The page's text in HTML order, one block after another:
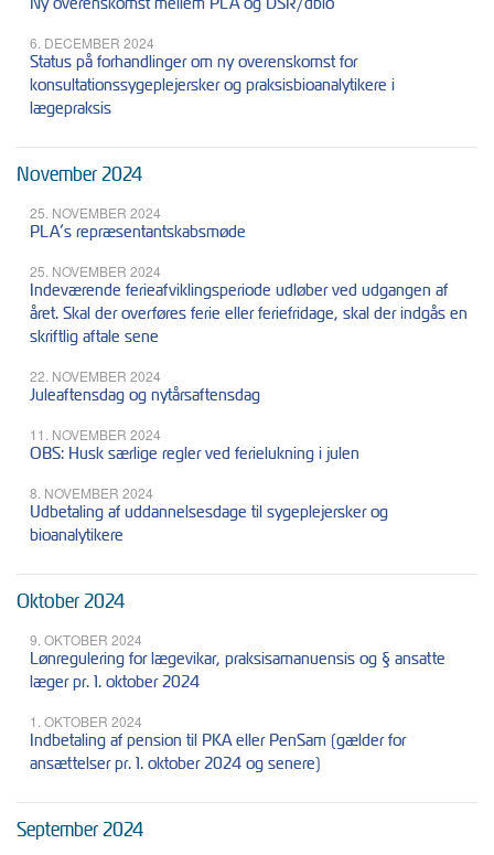
6. DECEMBER 2024
Status på forhandlinger om ny overenskomst for
konsultationssygeplejersker og praksisbioanalytikere i
lægepraksis
November 2024
25. NOVEMBER 2024
PLA’s repræsentantskabsmøde
25. NOVEMBER 2024
Indeværende ferieafviklingsperiode udløber ved udgangen af
året. Skal der overføres ferie eller feriefridage, skal der indgås en
skriftlig aftale sene
22. NOVEMBER 2024
Juleaftensdag og nytårsaftensdag
11. NOVEMBER 2024
OBS: Husk særlige regler ved ferielukning i julen
8. NOVEMBER 2024
Udbetaling af uddannelsesdage til sygeplejersker og
bioanalytikere
Oktober 2024
9. OKTOBER 2024
Lønregulering for lægevikar, praksisamanuensis og § ansatte
læger pr. 1. oktober 2024
1. OKTOBER 2024
Indbetaling af pension til PKA eller PenSam (gælder for
ansættelser pr. 1. oktober 2024 og senere)
September 2024